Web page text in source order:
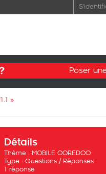
Poser
»
Détails
Thème : MOBILE OOREDOO
Type : Questions / Réponses
1 réponse